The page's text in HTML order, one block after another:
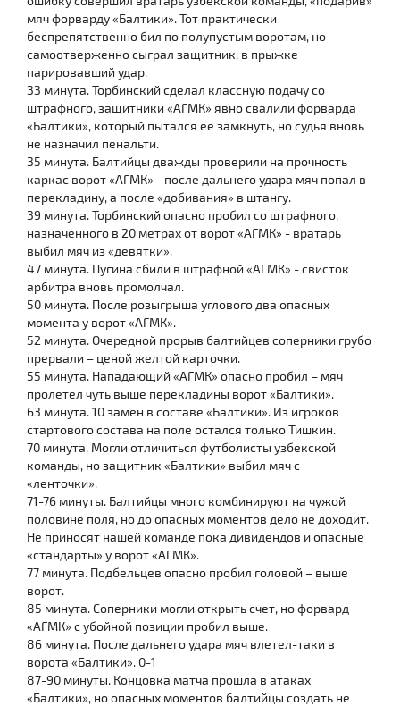
мяч форварду «Балтики». Тот практически
беспрепятственно бил по полупустым воротам, но
самоотверженно сыграл защитник, в прыжке
парировавший удар.
33 минута. Торбинский сделал классную подачу со
штрафного, защитники «АГМК» явно свалили форварда
«Балтики», который пытался ее замкнуть, но судья вновь
не назначил пенальти.
35 минута. Балтийцы дважды проверили на прочность
каркас ворот «АГМК» - после дальнего удара мяч попал в
перекладину, а после «добивания» в штангу.
39 минута. Торбинский опасно пробил со штрафного,
назначенного в 20 метрах от ворот «АГМК» - вратарь
выбил мяч из «девятки».
47 минута. Пугина сбили в штрафной «АГМК» - свисток
арбитра вновь промолчал.
50 минута. После розыгрыша углового два опасных
момента у ворот «АГМК».
52 минута. Очередной прорыв балтийцев соперники грубо
прервали – ценой желтой карточки.
55 минута. Нападающий «АГМК» опасно пробил – мяч
пролетел чуть выше перекладины ворот «Балтики».
63 минута. 10 замен в составе «Балтики». Из игроков
стартового состава на поле остался только Тишкин.
70 минута. Могли отличиться футболисты узбекской
команды, но защитник «Балтики» выбил мяч с
«ленточки».
71-76 минуты. Балтийцы много комбинируют на чужой
половине поля, но до опасных моментов дело не доходит.
Не приносят нашей команде пока дивидендов и опасные
«стандарты» у ворот «АГМК».
77 минута. Подбельцев опасно пробил головой – выше
ворот.
85 минута. Соперники могли открыть счет, но форвард
«АГМК» с убойной позиции пробил выше.
86 минута. После дальнего удара мяч влетел-таки в
ворота «Балтики». 0-1
87-90 минуты. Концовка матча прошла в атаках
«Балтики», но опасных моментов балтийцы создать не